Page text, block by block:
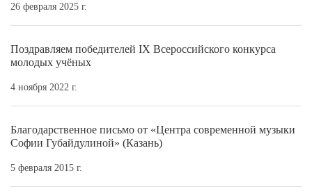
26 февраля 2025 г.
Поздравляем победителей IX Всероссийского конкурса
молодых учёных
4 ноября 2022 г.
Благодарственное письмо от «Центра современной музыки
Софии Губайдулиной» (Казань)
5 февраля 2015 г.